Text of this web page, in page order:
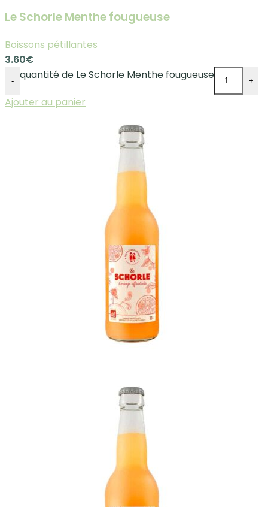
Le Schorle Menthe fougueuse
Boissons pétillantes
3.60€
- quantité de Le Schorle Menthe fougueuse +
Ajouter au panier